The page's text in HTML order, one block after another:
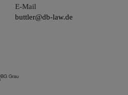
E-Mail
buttler@db-law.de